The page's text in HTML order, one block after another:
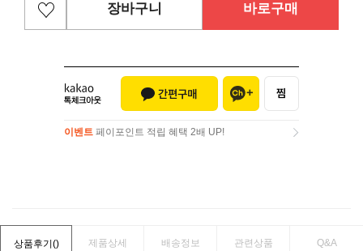
장바구니 바로구매
이벤트 페이포인트 적립 혜택 2배 UP!
상품후기() 제품상세 배송정보 관련상품 Q&A